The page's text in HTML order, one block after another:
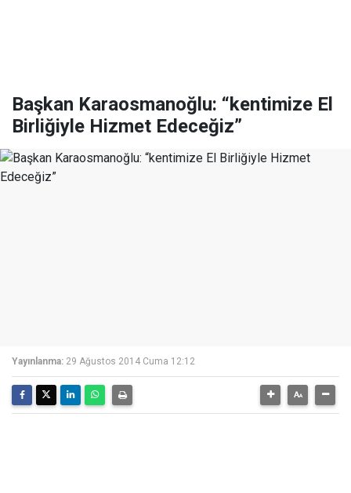
Başkan Karaosmanoğlu: “kentimize El
Birliğiyle Hizmet Edeceğiz”
Yayınlanma: 29 Ağustos 2014 Cuma 12:12